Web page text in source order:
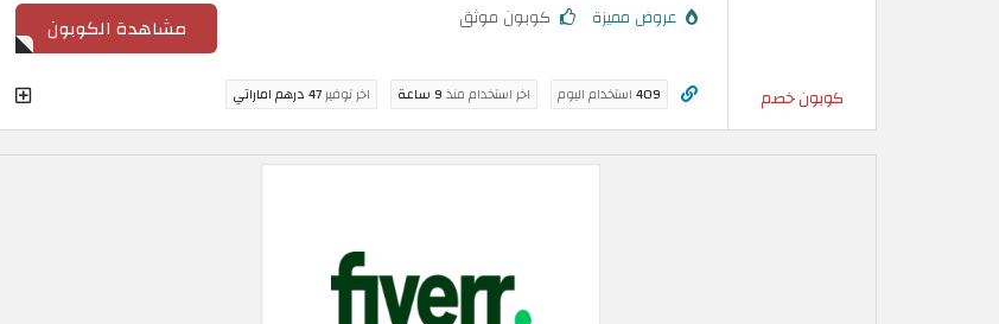
كوبون خصم
عروض مميزة كوبون موثق مشاهدة الكوبون
409استخدام اليوم اخر استخدام منذ9 ساعة اخر توفير47 درهم اماراتي